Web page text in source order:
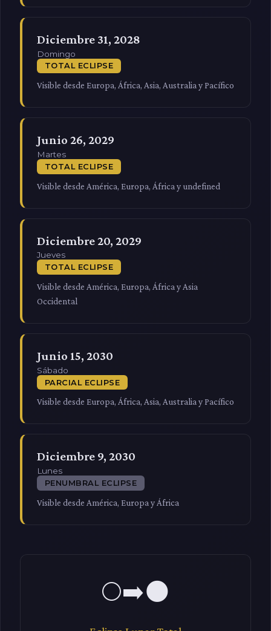
Diciembre 31, 2028
Domingo
TOTAL ECLIPSE
Visible desde Europa, África, Asia, Australia y Pacífico
Junio 26, 2029
Martes
TOTAL ECLIPSE
Visible desde América, Europa, África y undefined
Diciembre 20, 2029
Jueves
TOTAL ECLIPSE
Visible desde América, Europa, África y Asia
Occidental
Junio 15, 2030
Sábado
PARCIAL ECLIPSE
Visible desde Europa, África, Asia, Australia y Pacífico
Diciembre 9, 2030
Lunes
PENUMBRAL ECLIPSE
Visible desde América, Europa y África
🌕➡️🌑